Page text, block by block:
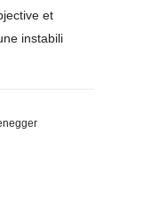
et
instabili